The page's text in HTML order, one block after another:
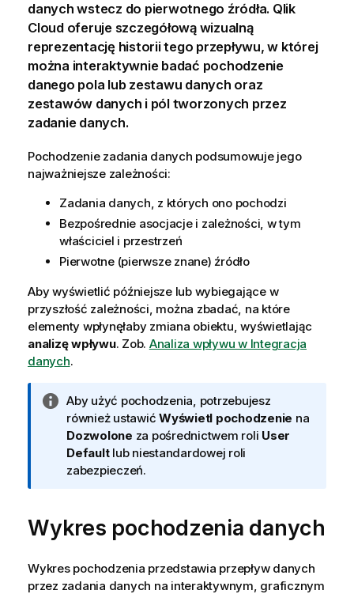
danych wstecz do pierwotnego źródła. Qlik
Cloudoferuje szczegółową wizualną
reprezentację historii tego przepływu, w której
można interaktywnie badać pochodzenie
danego pola lub zestawu danych oraz
zestawów danych i pól tworzonych przez
zadanie danych.
Pochodzenie zadania danych podsumowuje jego
najważniejsze zależności:
Zadania danych, z których ono pochodzi
Bezpośrednie asocjacje i zależności, w tym
właściciel i przestrzeń
Pierwotne (pierwsze znane) źródło
Aby wyświetlić późniejsze lub wybiegające w
przyszłość zależności, można zbadać, na które
elementy wpłynęłaby zmiana obiektu, wyświetlając
analizę wpływu. Zob. Analiza wpływu w Integracja
danych.
I
n
f
o
r
c
j
Aby użyć pochodzenia, potrzebujesz
również ustawić Wyświetl pochodzenie na
Dozwolone za pośrednictwem roli User
Defaultlub niestandardowej roli
zabezpieczeń.
Wykres pochodzenia danych
Wykres pochodzenia przedstawia przepływ danych
przez zadania danych na interaktywnym, graficznym